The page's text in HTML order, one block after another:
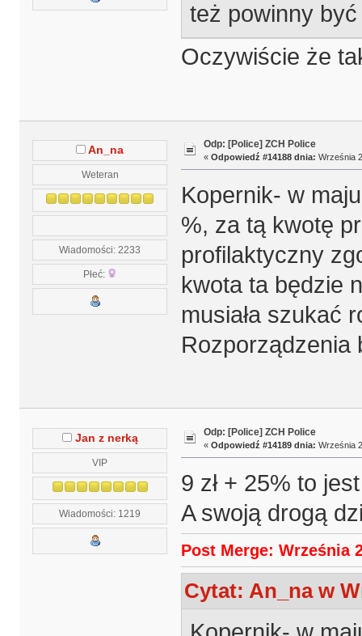
też powinny
Oczywiście że
An_na
Weteran
Wiadomości: 2233
Płeć:
Odp: [Police] ZCH Police
« Odpowiedź #14188 dnia: Września
Kopernik- w
%, za tą kwotę
profilaktyczny
kwota ta będzie
musiała szukać
Rozporządzenia
Jan z nerką
VIP
Wiadomości: 1219
Odp: [Police] ZCH Police
« Odpowiedź #14189 dnia: Września
9 zł + 25% to
A swoją drogą
Post Merge: Września
Cytat: An_na w